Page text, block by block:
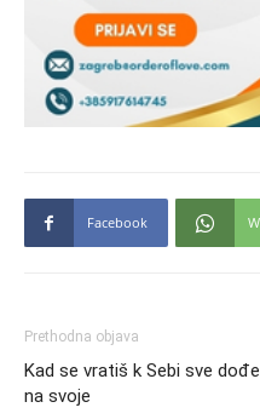
Facebook
Prethodna objava
Kad se vratiš k Sebi sve dođe
na svoje